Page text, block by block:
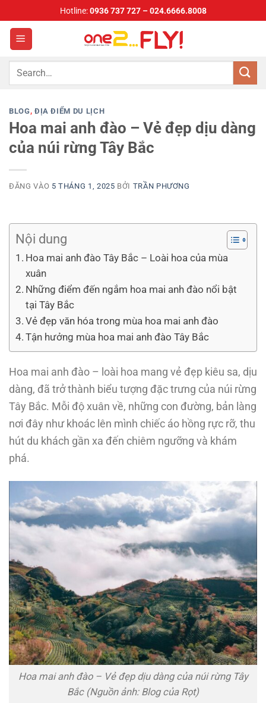
qua
dung
Hotline: 0936 737 727 – 024.6666.8008
BLOG, ĐỊA ĐIỂM DU LỊCH
Hoa mai anh đào – Vẻ đẹp dịu dàng
của núi rừng Tây Bắc
ĐĂNG VÀO 5 THÁNG 1, 2025 BỞI TRẦN PHƯƠNG
Nội dung
Hoa mai anh đào Tây Bắc – Loài hoa của mùa
xuân
Những điểm đến ngắm hoa mai anh đào nổi bật
tại Tây Bắc
Vẻ đẹp văn hóa trong mùa hoa mai anh đào
Tận hưởng mùa hoa mai anh đào Tây Bắc
Hoa mai anh đào – loài hoa mang vẻ đẹp kiêu sa, dịu
dàng, đã trở thành biểu tượng đặc trưng của núi rừng
Tây Bắc. Mỗi độ xuân về, những con đường, bản làng
nơi đây như khoác lên mình chiếc áo hồng rực rỡ, thu
hút du khách gần xa đến chiêm ngưỡng và khám
phá.
Hoa mai anh đào – Vẻ đẹp dịu dàng của núi rừng Tây
Bắc (Nguồn ảnh: Blog của Rọt)